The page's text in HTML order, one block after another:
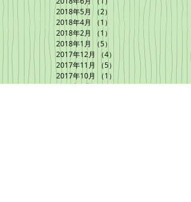
2018年5月 （2）
2件の記事
2018年4月
（1）
1件の記事
2018年2月
（1）
1件の記事
2018年1月
（5）
5件の記事
2017年12月
（4）
4件の記事
2017年11月
（5）
2017年10月
（1）
1件の記事
2017年9月（1）1件の記事